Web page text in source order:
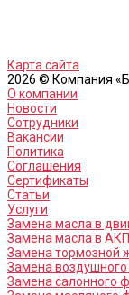
Карта сайта
2026 © Компания
О компании
Новости
Сотрудники
Вакансии
Политика
Соглашения
Сертификаты
Статьи
Услуги
Замена масла в
Замена масла в
Замена тормозной
Замена
Замена салонного